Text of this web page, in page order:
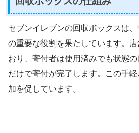
セブンイレブンの回収ボックスは
の重要な役割を果たしています。
おり、寄付者は使用済みでも状態
だけで寄付が完了します。この手
加を促しています。